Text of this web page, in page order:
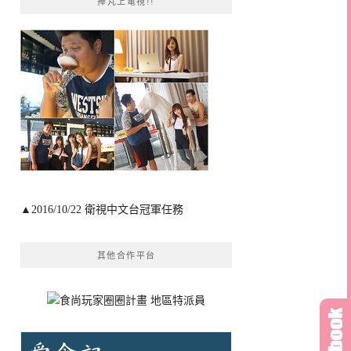
▲2016/10/22 衛視中文台冠軍任務
其他合作平台